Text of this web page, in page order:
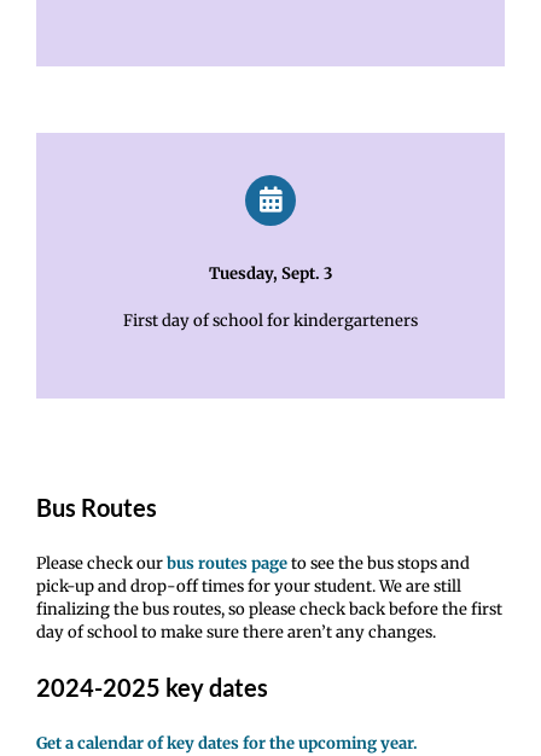
Tuesday, Sept. 3
First day of school for kindergarteners
Bus Routes
Please check ourbus routes pageto see the bus stops and
pick-up and drop-off times for your student. We are still
finalizing the bus routes, so please check back before the first
day of school to make sure there aren’t any changes.
2024-2025 key dates
Get a calendar of key dates for the upcoming year.